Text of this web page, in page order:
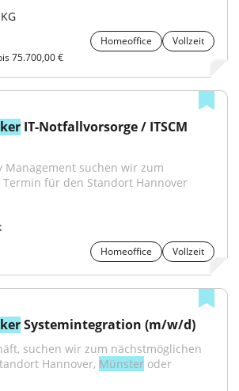
Homeoffice
Vollzeit
75.700,00 €
IT-Notfallvorsorge / ITSCM
Management suchen wir zum
für den Standort Hannover
Homeoffice Vollzeit
Systemintegration (m/w/d)
suchen wir zum nächstmöglichen
Hannover, Münster oder